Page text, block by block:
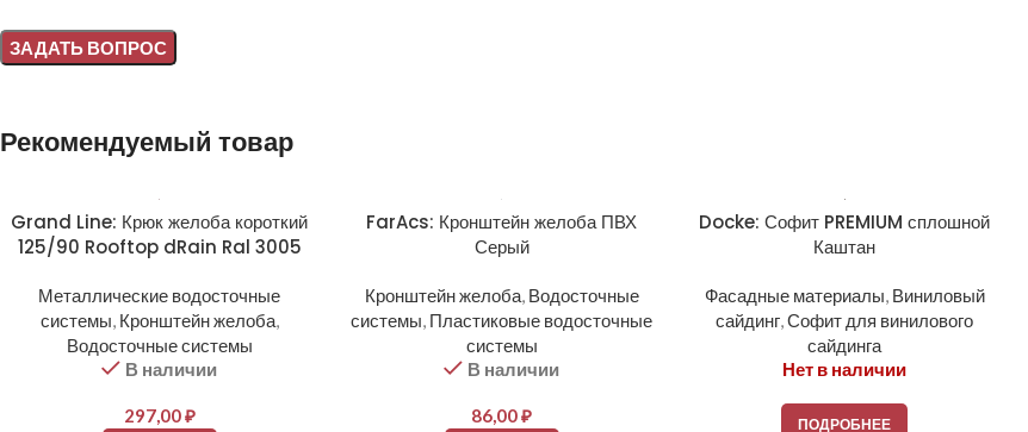
Рекомендуемый товар
Grand Line: Крюк желоба короткий
125/90 Rooftop dRain Ral 3005
Металлические водосточные
системы, Кронштейн желоба,
Водосточные системы
В наличии
297,00₽
FarAcs: Кронштейн желоба ПВХ
Серый
Кронштейн желоба, Водосточные
системы, Пластиковые водосточные
системы
В наличии
86,00₽
Docke: Софит PREMIUM сплошной
Каштан
Фасадные материалы, Виниловый
сайдинг,Софит для винилового
сайдинга
Нет в наличии
ПОДРОБНЕЕ